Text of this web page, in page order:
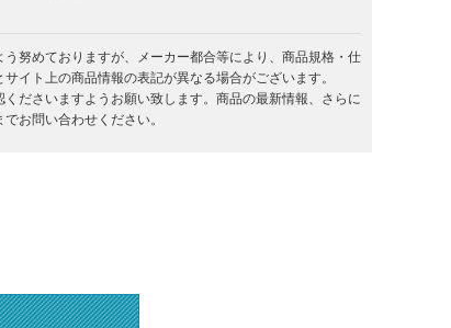
努めておりますが、メーカー都合等により、商品規格・仕
イト上の商品情報の表記が異なる場合がございます。
ださいますようお願い致します。商品の最新情報、さらに
お問い合わせください。